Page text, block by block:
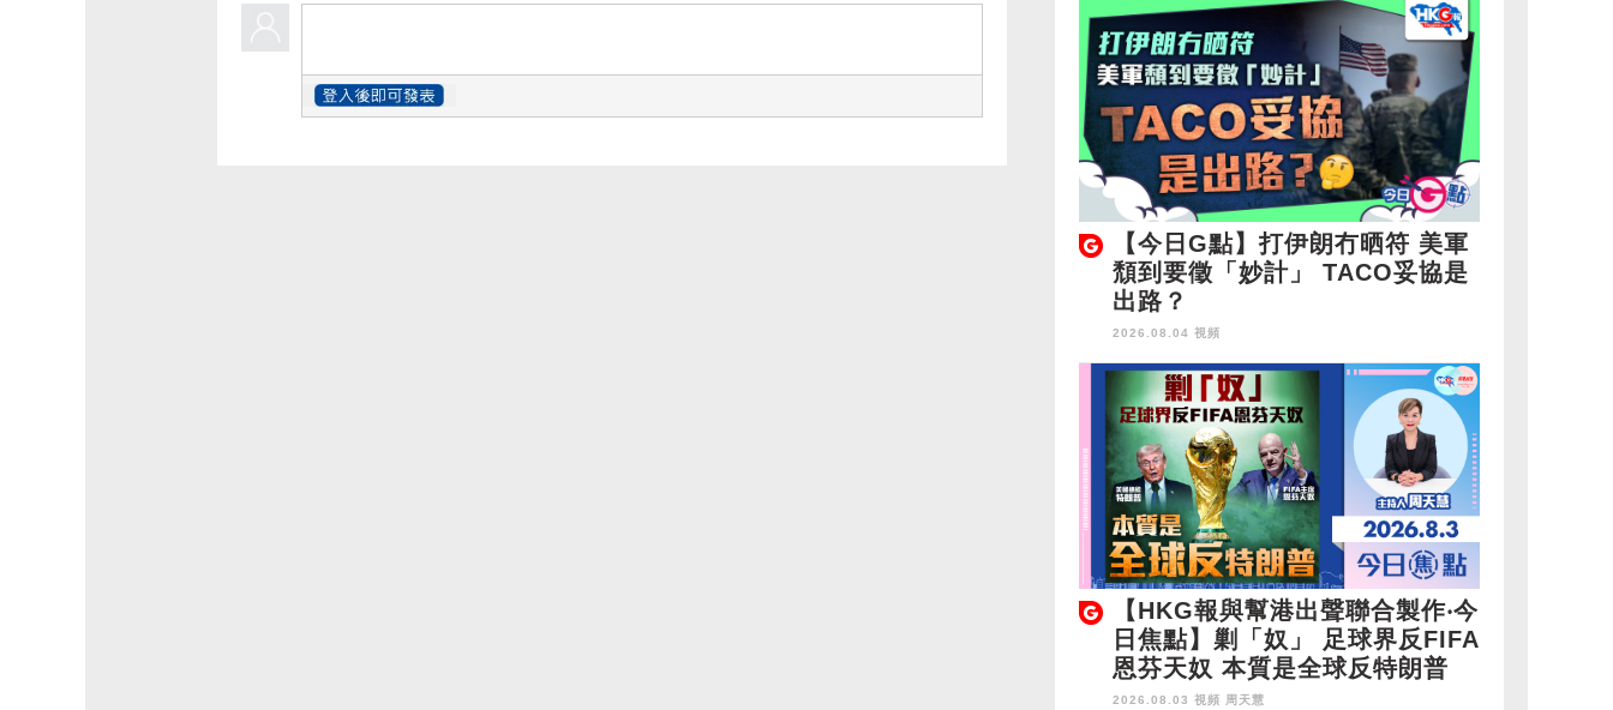
【今日G點】打伊朗冇晒符 美軍
頹到要徵「妙計」 TACO妥協是
出路？
2026.08.04 視頻
【HKG報與幫港出聲聯合製作‧今
日焦點】剿「奴」 足球界反FIFA
恩芬天奴 本質是全球反特朗普
2026.08.03 視頻 周天慧